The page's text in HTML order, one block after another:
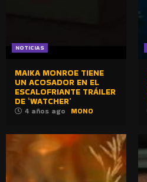
NOTICIAS
MAIKA MONROE TIENE
UN ACOSADOR EN EL
ESCALOFRIANTE TRÁILER
DE ‘WATCHER’
4 años ago MONO